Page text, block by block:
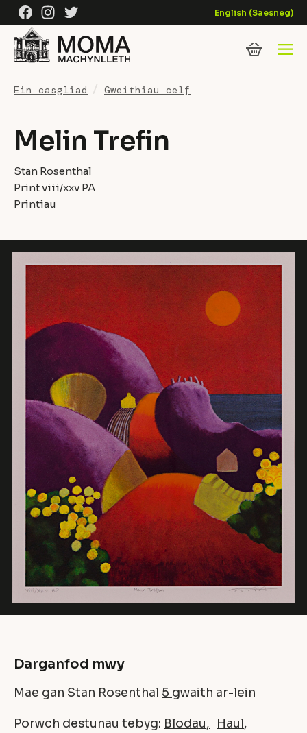
Skip to content
FacebookInstagramTwitter English (Saesneg)
Ein casgliad Gweithiau celf
Melin Trefin
Stan Rosenthal
Print viii/xxv PA
Printiau
Darganfod mwy
Mae gan Stan Rosenthal 5 gwaith ar-lein
Porwch destunau tebyg: Blodau
Haul